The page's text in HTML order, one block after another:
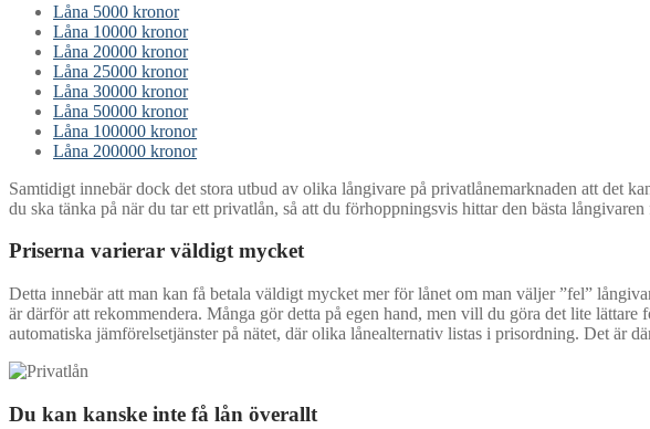
Låna 5000 kronor
Låna 10000 kronor
Låna 20000 kronor
Låna 25000 kronor
Låna 30000 kronor
Låna 50000 kronor
Låna 100000 kronor
Låna 200000 kronor
Samtidigt innebär dock det stora utbud av olika långivare på privatlånemarknaden att det
du ska tänka på när du tar ett privatlån, så att du förhoppningsvis hittar den bästa
Priserna varierar väldigt mycket
Detta innebär att man kan få betala väldigt mycket mer för lånet om man väljer ”fel”
är därför att rekommendera. Många gör detta på egen hand, men vill du göra det lite
automatiska jämförelsetjänster på nätet, där olika lånealternativ listas i prisordning. Det är
Du kan kanske inte få lån överallt